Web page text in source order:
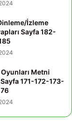
İzleme
Sayfa 182-
Metni
171-172-173-